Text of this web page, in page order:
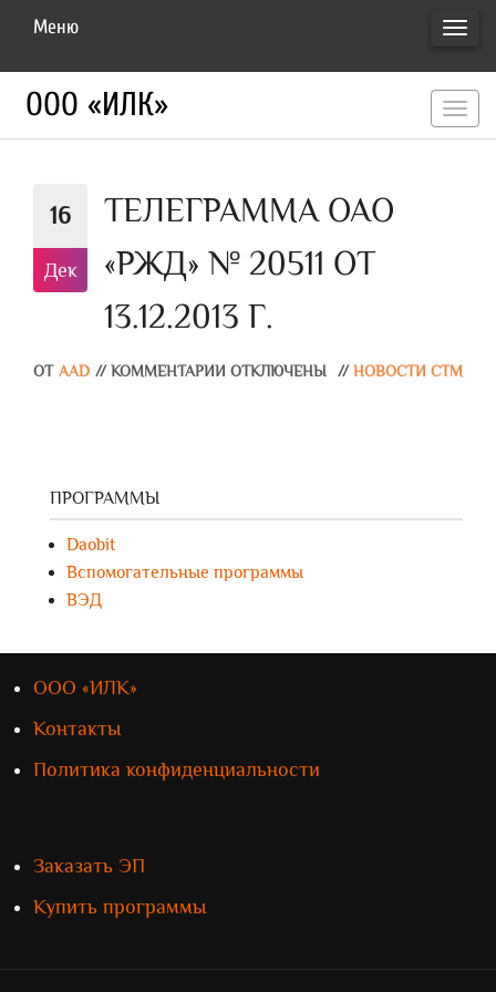
Меню
ООО «ИЛК»
16
Дек
ТЕЛЕГРАММА ОАО
«РЖД» № 20511 ОТ
13.12.2013 Г.
ОТ AAD // КОММЕНТАРИИ ОТКЛЮЧЕНЫ // НОВОСТИ СТМ
ПРОГРАММЫ
Daobit
Вспомогательные программы
ВЭД
ООО «ИЛК»
Контакты
Политика конфиденциальности
Заказать ЭП
Купить программы